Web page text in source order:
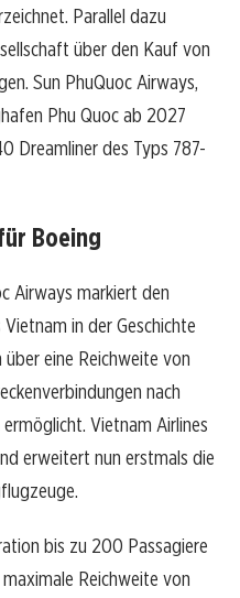
Parallel dazu
über den Kauf von
Sun PhuQuoc Airways,
Phu Quoc ab 2027
Dreamliner des Typs 787-
Boeing
Airways markiert den
in der Geschichte
eine Reichweite von
nach
Vietnam Airlines
erweitert nun erstmals die
bis zu 200 Passagiere
Reichweite von